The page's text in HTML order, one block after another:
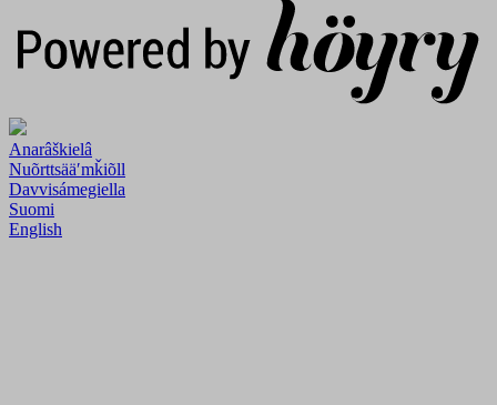
Anarâškielâ
Nuõrttsääʹmǩiõll
Davvisámegiella
Suomi
English